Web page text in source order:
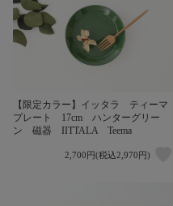
【限定カラー】イッタラ ティーマ
プレート 17cm ハンターグリー
ン 磁器 IITTALA Teema
2,700円(税込2,970円)